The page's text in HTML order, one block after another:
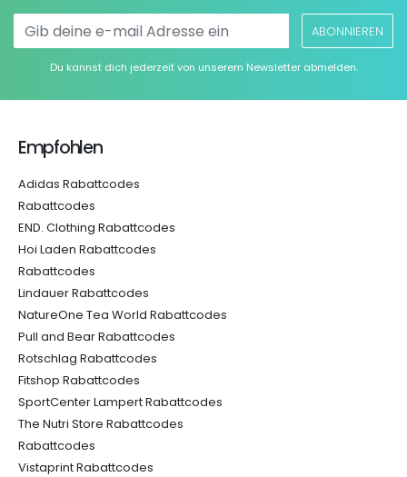
ABONNIEREN
Du kannst dich jederzeit von unserem Newsletter abmelden.
Empfohlen
Adidas Rabattcodes
Rabattcodes
END. Clothing Rabattcodes
Hoi Laden Rabattcodes
Rabattcodes
Lindauer Rabattcodes
NatureOne Tea World Rabattcodes
Pull and Bear Rabattcodes
Rotschlag Rabattcodes
Fitshop Rabattcodes
SportCenter Lampert Rabattcodes
The Nutri Store Rabattcodes
Rabattcodes
Vistaprint Rabattcodes